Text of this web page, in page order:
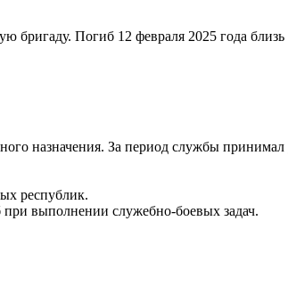
Погиб 12 февраля 2025 года близь
назначения. За период службы
республик.
выполнении служебно-боевых задач.